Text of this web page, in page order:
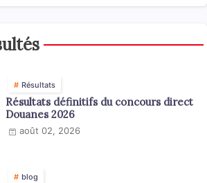
Résultats
Résultats définitifs du concours direct
Douanes 2026
août 02, 2026
blog